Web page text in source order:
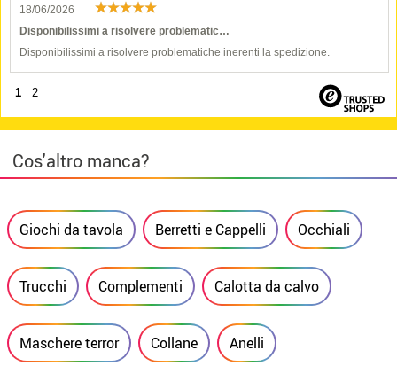
18/06/2026
Disponibilissimi a risolvere problematic…
Disponibilissimi a risolvere problematiche inerenti la spedizione.
1 2
Cos'altro manca?
Giochi da tavola Berretti e Cappelli Occhiali
Trucchi Complementi Calotta da calvo
Maschere terror Collane Anelli